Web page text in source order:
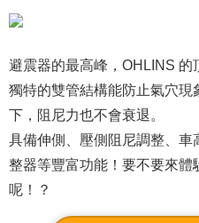
避震器的最高峰，OHLINS 的
獨特的雙管結構能防止氣穴現
下，阻尼力也不會衰退。
具備伸側、壓側阻尼調整、車
整器等豐富功能！要不要來體
呢！？